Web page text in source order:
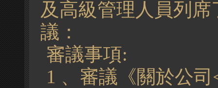
及高級管理人員列
議：
審議事項:
1 、 審議《關於公